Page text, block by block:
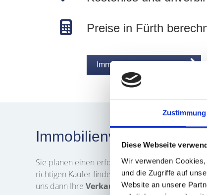
Zustimmung
Diese Webseite
Wir verwenden
und die Zugriffe auf
Website an unsere
Preise in Fürth
Immobilie jetzt bewerten
Immobilienverkauf in
Sie planen einen erfolgreichenVerkaufIhrer
richtigen Käufer finden? Das Team von
uns dann Ihre Verkaufsanfrage . Wir